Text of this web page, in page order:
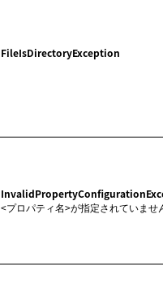
FileIsDirectoryException
<プロパティ名>が指定されていませ